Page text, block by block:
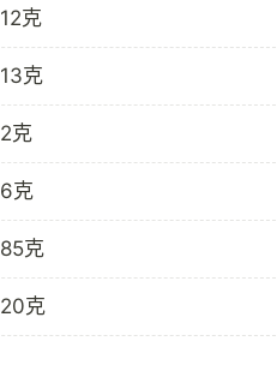
12克
13克
2克
6克
85克
20克